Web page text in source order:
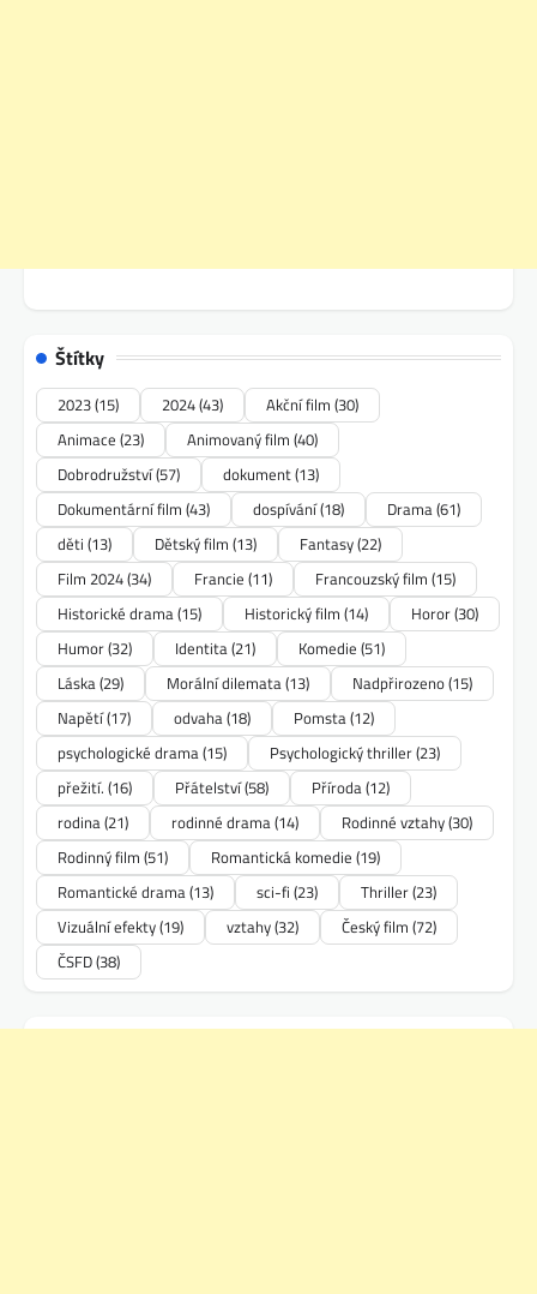
Štítky
2023(15) 2024(43) Akční film (30)
Animace (23) Animovaný film (40)
Dobrodružství(57) dokument(13)
Dokumentární film (43) dospívání(18) Drama(61)
děti (13) Dětský film (13) Fantasy(22)
Film 2024(34) Francie (11) Francouzský film (15)
Historické drama(15) Historický film (14) Horor(30)
Humor(32) Identita(21) Komedie (51)
Láska(29) Morální dilemata(13) Nadpřirozeno(15)
Napětí(17) odvaha(18) Pomsta(12)
psychologické drama(15) Psychologický thriller(23)
přežití. (16) Přátelství(58) Příroda(12)
rodina(21) rodinné drama(14) Rodinné vztahy(30)
Rodinný film (51) Romantická komedie (19)
Romantické drama(13) sci-fi (23) Thriller(23)
Vizuální efekty(19) vztahy(32) Český film (72)
ČSFD(38)